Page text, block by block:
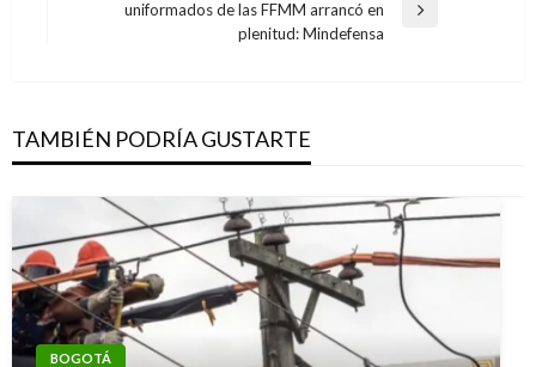
Entrada
uniformados de las FFMM arrancó en
plenitud: Mindefensa
TAMBIÉN PODRÍA GUSTARTE
BOGOTÁ